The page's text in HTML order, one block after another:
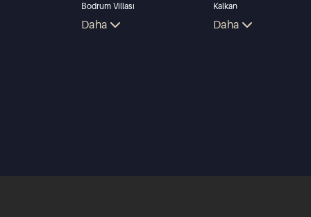
Bodrum Villası
Antalya'da satılık daire
Daha
Kalkan
Alanya
Daha